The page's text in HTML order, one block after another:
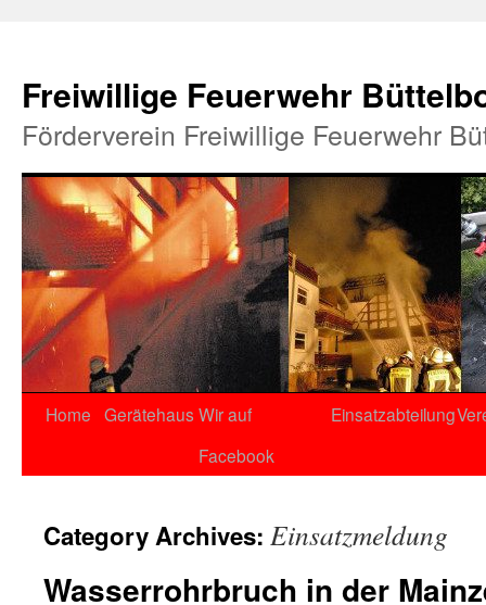
Freiwillige Feuerwehr
Förderverein Freiwillige Feuerwehr
Home Gerätehaus Wir auf
Facebook
Einsatzabteilung
Category Archives: Einsatzmeldung
Wasserrohrbruch in der